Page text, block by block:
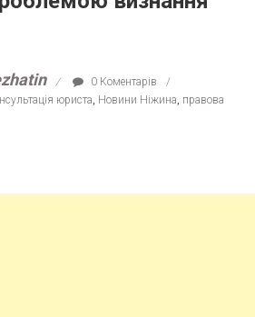
0 Коментарів
юриста Новини Ніжина правова